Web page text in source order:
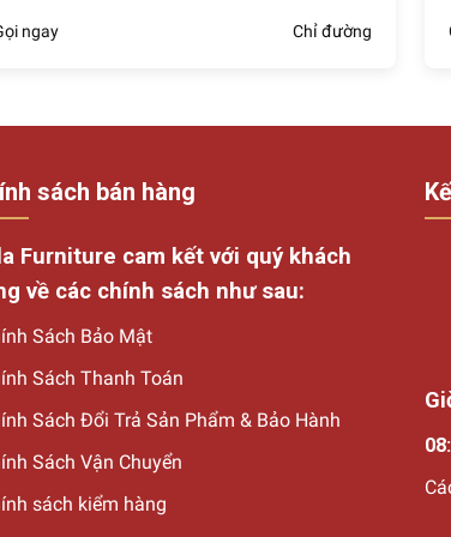
xương chắc chắn và có lớp bọc đệm thoáng
đệm phù hợp
nhất cho không gian là các loại giường đáp ứng
Một số đơn vị thiết kế và lắp đặt giường ngủ
sự lựa chọn.
ngủ vừa vặn với không gian phòng ngủ
sườn, đặc biệt là phần chân giường phải chắc
ngay Chỉ đường
sách bán hàng
Furniture cam kết với quý khách
về các chính sách như sau:
Sách Bảo Mật
Sách Thanh Toán
Sách Đổi Trả Sản Phẩm & Bảo Hành
Sách Vận Chuyển
sách kiểm hàng